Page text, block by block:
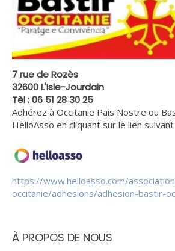
7 rue de Rozès
32600 L'Isle-Jourdain
Tèl : 06 51 28 30 25
Adhérez à Occitanie Pais Nostre ou
HelloAsso en cliquant sur le lien suivant
https://www.helloasso.com/
occitanie/adhesions/adhesion-bastir-
À PROPOS DE NOUS